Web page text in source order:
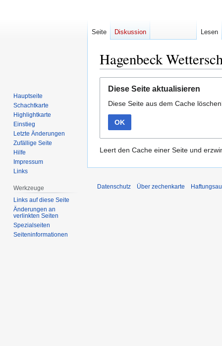
Hagenbeck
Navigation
springen
Suche
springen
Diese Seite aktualisieren
Diese Seite aus dem Cache
OK
Leert den Cache einer Seite und
Seite Diskussion Lesen
Hauptseite
Schachtkarte
Highlightkarte
Einstieg
Letzte Änderungen
Zufällige Seite
Hilfe
Impressum
Links
Werkzeuge
Links auf diese Seite
Änderungen an
verlinkten Seiten
Spezialseiten
Seiten­­informationen
Datenschutz Über zechenkarte